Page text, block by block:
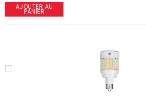
AJOUTER AU
PANIER